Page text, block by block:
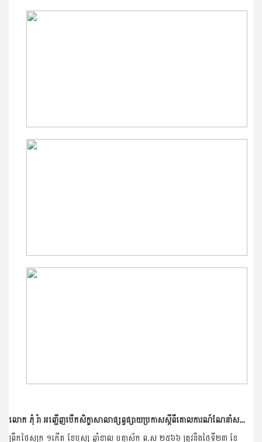
លោក ភុំ រ៉ា អញ្ជើញបើកសិក្ខាសាលាផ្សព្វផ្សាយប្រកាសស្តីពីគោលការណ៍ណែនាំសម្រាប់ស្លាកសញ្ញាព័ត៌មានថ្នាំកសិកម្ម និងគំរូស្លាកសញ្ញាព័ត៌មានថ្នាំកសិកម្ម និងការប្រើប្រាស់ប្រព័ន្ធ...
ព្រឹកថ្ងៃសុក្រ ១កើត ខែបុស្ស ឆ្នាំខាល ចត្វាស័ក ព.ស ២៥៦៦ ត្រូវនឹងថ្ងៃទី២៣ ខែ